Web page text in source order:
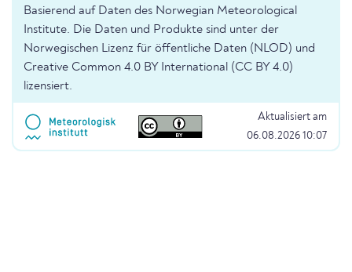
Basierend auf Daten des Norwegian Meteorological
Institute. Die Daten und Produkte sind unter der
Norwegischen Lizenz für öffentliche Daten (NLOD) und
Creative Common 4.0 BY International (CC BY 4.0)
lizensiert.
Aktualisiert am
06.08.2026 10:07